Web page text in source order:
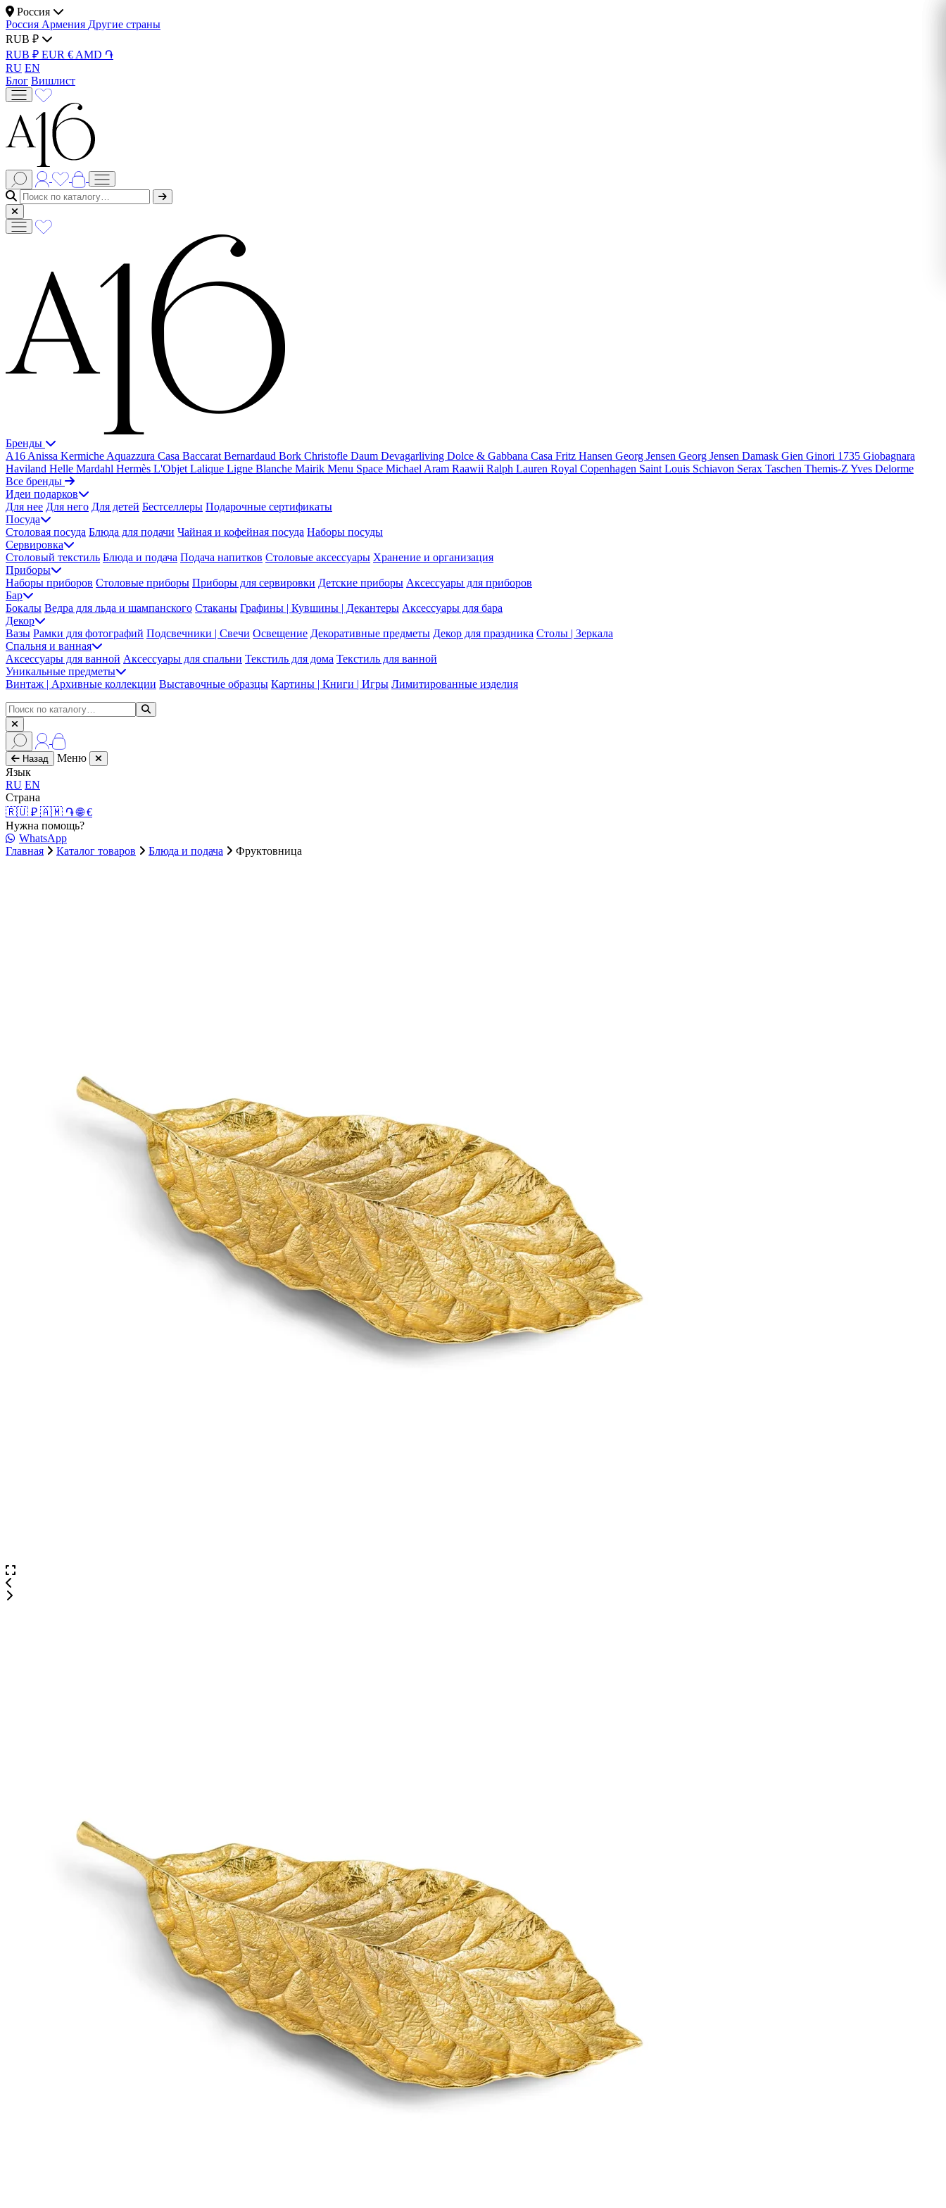
Россия
Россия Армения Другие страны
RUB ₽
RUB ₽ EUR € AMD ֏
RU EN
Блог Вишлист
Бренды
A16 Anissa Kermiche Aquazzura Casa Baccarat Bernardaud Bork Christofle Daum Devagarliving Dolce & Gabbana Casa Fritz Hansen Georg Jensen Georg Jensen Damask Gien Ginori 1735 Giobagnara
Haviland Helle Mardahl Hermès L'Objet Lalique Ligne Blanche Mairik Menu Space Michael Aram Raawii Ralph Lauren Royal Copenhagen Saint Louis Schiavon Serax Taschen Themis-Z Yves Delorme
Все бренды
Идеи подарков
Для нее Для него Для детей Бестселлеры Подарочные сертификаты
Посуда
Столовая посуда Блюда для подачи Чайная и кофейная посуда Наборы посуды
Сервировка
Столовый текстиль Блюда и подача Подача напитков Столовые аксессуары Хранение и организация
Приборы
Наборы приборов Столовые приборы Приборы для сервировки Детские приборы Аксессуары для приборов
Бар
Бокалы Ведра для льда и шампанского Стаканы Графины | Кувшины | Декантеры Аксессуары для бара
Декор
Вазы Рамки для фотографий Подсвечники | Свечи Освещение Декоративные предметы Декор для праздника Столы | Зеркала
Спальня и ванная
Аксессуары для ванной Аксессуары для спальни Текстиль для дома Текстиль для ванной
Уникальные предметы
Винтаж | Архивные коллекции Выставочные образцы Картины | Книги | Игры Лимитированные изделия
Назад
Меню
Язык
RU EN
Страна
🇷🇺 ₽ 🇦🇲 ֏🌐 €
Нужна помощь?
WhatsApp
Главная
Каталог товаров Блюда и подача Фруктовница